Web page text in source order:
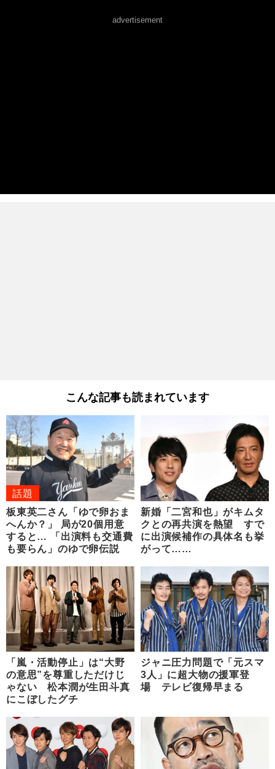
advertisement
こんな記事も読まれています
話題
板東英二さん「ゆで卵おま
へんか？」 局が20個用意
すると… 「出演料も交通費
も要らん」のゆで卵伝説
新婚「二宮和也」がキムタ
クとの再共演を熱望 すで
に出演候補作の具体名も挙
がって……
「嵐・活動停止」は“大野
の意思”を尊重しただけじ
ゃない 松本潤が生田斗真
にこぼしたグチ
ジャニ圧力問題で「元スマ
3人」に超大物の援軍登
場 テレビ復帰早まる